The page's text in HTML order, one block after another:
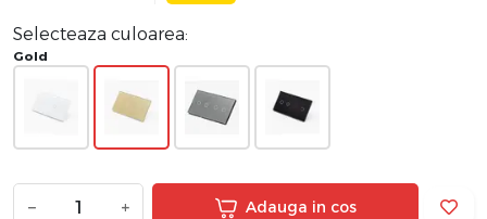
Selecteaza culoarea:
Gold
− + Adauga in cos